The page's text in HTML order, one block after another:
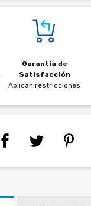
Garantía de
Satisfacción
Aplican restricciones